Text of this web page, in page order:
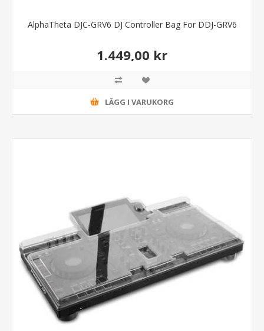
AlphaTheta DJC-GRV6 DJ Controller Bag For DDJ-GRV6
1.449,00 kr
LÄGG I VARUKORG